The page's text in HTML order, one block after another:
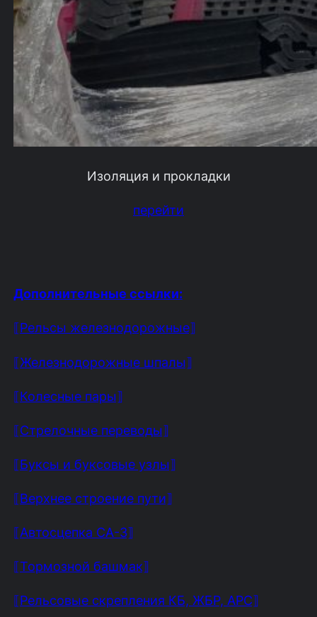
Изоляция и прокладки
перейти
Дополнительные ссылки:
⟦Рельсы железнодорожные⟧
⟦Железнодорожные шпалы⟧
⟦Колесные пары⟧
⟦Стрелочные переводы⟧
⟦Буксы и буксовые узлы⟧
⟦Верхнее строение пути⟧
⟦Автосцепка СА-3⟧
⟦Тормозной башмак⟧
⟦Рельсовые скрепления КБ, ЖБР, АРС⟧